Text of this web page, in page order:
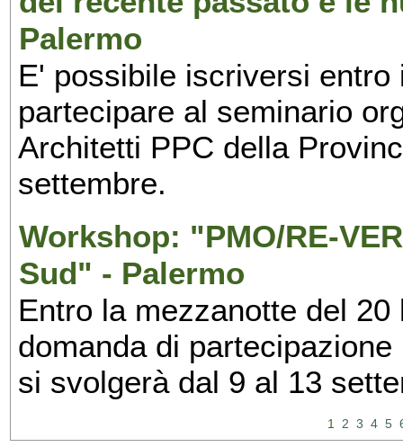
Palermo
E' possibile iscriversi
partecipare al seminario
Architetti PPC della
settembre.
Workshop: "PMO/RE-
Sud" - Palermo
Entro la mezzanotte del
domanda di
si svolgerà dal 9 al 13
1 2 3 4 5